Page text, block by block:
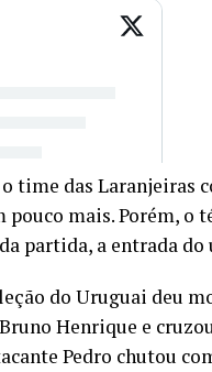
time das Laranjeiras
pouco mais. Porém, o
partida, a entrada
do Uruguai deu
Henrique e
Pedro chutou